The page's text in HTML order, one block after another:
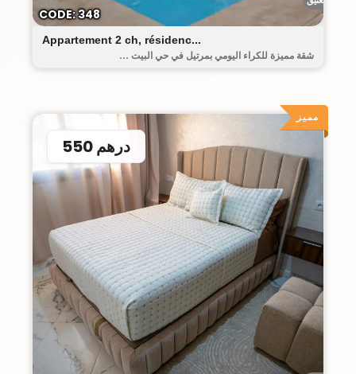
Appartement 2 ch, résidenc...
شقة مميزة للكراء اليومي بمرتيل في حي البيت ...
CODE: 348
مميز
550 درهم